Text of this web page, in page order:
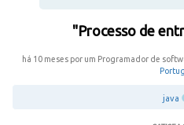
"Processo de
há 10 meses por um Programador de
java